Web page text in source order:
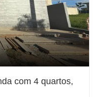
com 4 quartos,